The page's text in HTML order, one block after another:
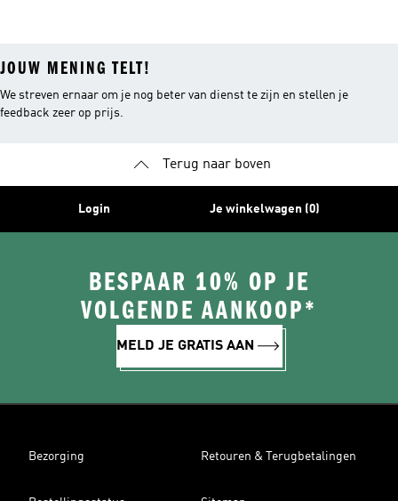
JOUW MENING TELT!
We streven ernaar om je nog beter van dienst te zijn en stellen je
feedback zeer op prijs.
Terug naar boven
Login Je winkelwagen (0)
BESPAAR 10% OP JE
VOLGENDE AANKOOP*
MELD JE GRATIS AAN
Bezorging Retouren & Terugbetalingen